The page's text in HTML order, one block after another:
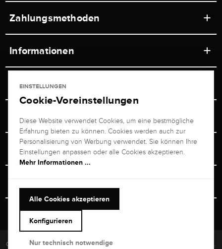
Zahlungsmethoden
Informationen
Ladengeschäft
Versand & Zahlung
Ratgeber
Service
Newsletterabmeldung
Retouren-Service
Vertrag Widerrufen
Juwelier Brogle
Über uns
Unternehmen
Termin im Ladengeschäft
Persönlicher Berater
+49 711 217 268 20
kundenservice@brogle.de
Versand & Sicherheit
Copyright © 2026 Brogle Selection Europe GmbH. Alle Rechte vorbehalten.
EINSTELLUNGEN
Cookie-Voreinstellungen
Diese Website verwendet Cookies, um eine bestmögliche
Erfahrung bieten zu können. Cookies werden auch zur
Personalisierung von Werbung verwendet. Sie können Ihre
Einstellungen anpassen oder alle Cookies akzeptieren.
Mehr Informationen ...
Alle Cookies akzeptieren
Konfigurieren
Nur technisch notwendige